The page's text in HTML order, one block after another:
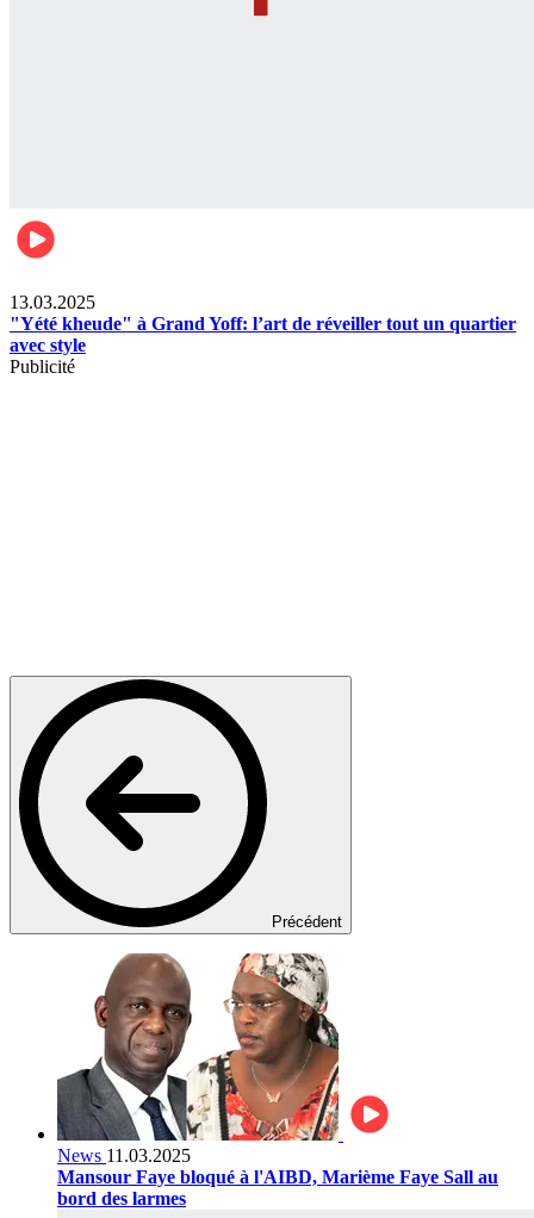
13.03.2025
"Yété kheude" à Grand Yoff: l’art de réveiller tout un quartier
avec style
Publicité
Précédent
News 11.03.2025
Mansour Faye bloqué à l'AIBD, Marième Faye Sall au
bord des larmes